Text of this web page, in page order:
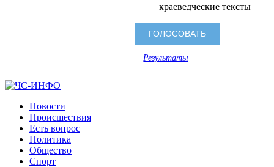
краеведческие тексты
Результаты
Новости
Происшествия
Есть вопрос
Политика
Общество
Спорт